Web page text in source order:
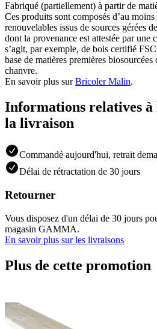
Fabriqué (partiellement) à partir de
Ces produits sont composés d’au
renouvelables issus de sources gérées
dont la provenance est attestée par
s’agit, par exemple, de bois certifié
base de matières premières biosourcées
chanvre.
En savoir plus surBricoler Malin.
Informations relatives à
la livraison
Commandé aujourd'hui, retrait
Délai de rétractation de 30 jours
Retourner
Vous disposez d'un délai de 30 jours
magasin GAMMA.
En savoir plus sur les livraisons
Plus de cette promotion